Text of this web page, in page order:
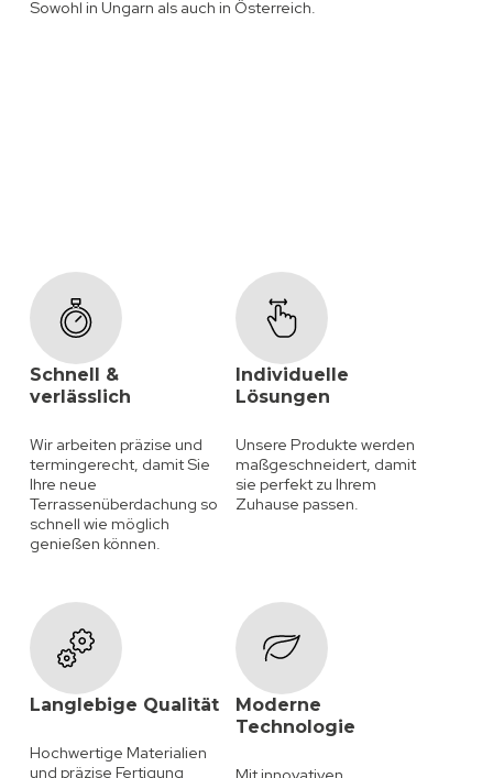
Sowohl in Ungarn als auch in Österreich.
Schnell &
verlässlich
Wir arbeiten präzise und
termingerecht, damit Sie
Ihre neue
Terrassenüberdachung so
schnell wie möglich
genießen können.
Individuelle
Lösungen
Unsere Produkte werden
maßgeschneidert, damit
sie perfekt zu Ihrem
Zuhause passen.
Langlebige Qualität
Hochwertige Materialien
und präzise Fertigung
Moderne
Technologie